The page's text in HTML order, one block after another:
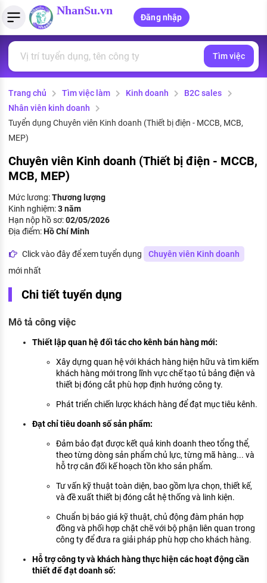
NhanSu.vn
Đăng nhập
Tìm việc làm
Việc làm ngành luật
Việc làm lương cao
CÔNG TY
Danh sách nhà tuyển dụng
Quản lý CV
Tải CV lên
Tạo CV trực tuyến
MẪU CV THEO STYLE
Mẫu CV đơn giản
Mẫu CV hiện đại
Tính lương Gross - Net
Tính thuế thu nhập cá nhân
Tính trợ cấp thất nghiệp
PHÁP LUẬT VIỆT NAM
Văn bản pháp luật
Chính sách mới
PHÁP LUẬT LAO ĐỘNG
Bảo hiểm và phúc lợi
Thuế thu nhập
Hồ sơ biểu mẫu
Chính sách lao động
KHÁM PHÁ NGHỀ NGHIỆP
Tử vi nghề nghiệp
Kỹ năng nghề nghiệp
HƯỚNG NGHIỆP VIỆC LÀM
Đặc trưng từng nghề
Xu hướng việc làm
XÂY DỰNG VÀ PHÁT TRIỂN ĐỘI NGŨ
NHÂN SỰ
TUYỂN DỤNG VIỆC LÀM
Tìm việc
Trang chủ Tìm việc làm Kinh doanh
B2C sales
Nhân viên kinh doanh
Tuyển dụng Chuyên viên Kinh doanh (Thiết bị điện - MCCB, MCB,
MEP)
Chuyên viên Kinh doanh (Thiết bị điện - MCCB,
MCB, MEP)
Mức lương:Thương lượng
Kinh nghiệm:3 năm
Hạn nộp hồ sơ:02/05/2026
Địa điểm:Hồ Chí Minh
Click vào đây để xem tuyển dụng
Chuyên viên Kinh doanh
mới nhất
Chi tiết tuyển dụng
Mô tả công việc
Thiết lập quan hệ đối tác cho kênh bán hàng mới:
Xây dựng quan hệ với khách hàng hiện hữu và tìm kiếm
khách hàng mới trong lĩnh vực chế tạo tủ bảng điện và
thiết bị đóng cắt phù hợp định hướng công ty.
Phát triển chiến lược khách hàng để đạt mục tiêu kênh.
Đạt chỉ tiêu doanh số sản phẩm:
Đảm bảo đạt được kết quả kinh doanh theo tổng thể,
theo từng dòng sản phẩm chủ lực, từng mã hàng... và
hỗ trợ cân đối kế hoạch tồn kho sản phẩm.
Tư vấn kỹ thuật toàn diện, bao gồm lựa chọn, thiết kế,
và đề xuất thiết bị đóng cắt hệ thống và linh kiện.
Chuẩn bị báo giá kỹ thuật, chủ động đàm phán hợp
đồng và phối hợp chặt chẽ với bộ phận liên quan trong
công ty để đưa ra giải pháp phù hợp cho khách hàng.
Hỗ trợ công ty và khách hàng thực hiện các hoạt động cần
thiết để đạt doanh số: